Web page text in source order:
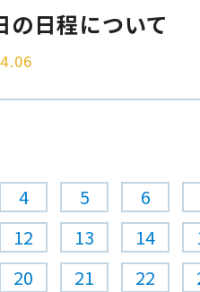
日程について
4 5
6
12 13 14
20 21 22